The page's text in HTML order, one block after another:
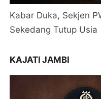
Kabar Duka, Sekjen
Sekedang Tutup Usia
KAJATI JAMBI